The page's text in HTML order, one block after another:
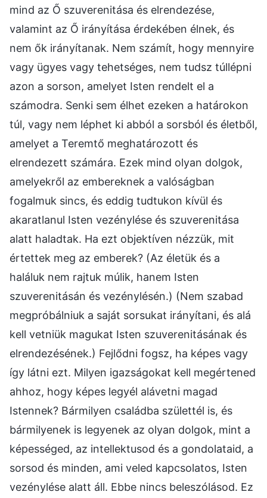
mind az Ő szuverenitása és elrendezése,
valamint az Ő irányítása érdekében élnek, és
nem ők irányítanak. Nem számít, hogy mennyire
vagy ügyes vagy tehetséges, nem tudsz túllépni
azon a sorson, amelyet Isten rendelt el a
számodra. Senki sem élhet ezeken a határokon
túl, vagy nem léphet ki abból a sorsból és életből,
amelyet a Teremtő meghatározott és
elrendezett számára. Ezek mind olyan dolgok,
amelyekről az embereknek a valóságban
fogalmuk sincs, és eddig tudtukon kívül és
akaratlanul Isten vezénylése és szuverenitása
alatt haladtak. Ha ezt objektíven nézzük, mit
értettek meg az emberek? (Az életük és a
haláluk nem rajtuk múlik, hanem Isten
szuverenitásán és vezénylésén.) (Nem szabad
megpróbálniuk a saját sorsukat irányítani, és alá
kell vetniük magukat Isten szuverenitásának és
elrendezésének.) Fejlődni fogsz, ha képes vagy
így látni ezt. Milyen igazságokat kell megértened
ahhoz, hogy képes legyél alávetni magad
Istennek? Bármilyen családba születtél is, és
bármilyenek is legyenek az olyan dolgok, mint a
képességed, az intellektusod és a gondolataid, a
sorsod és minden, ami veled kapcsolatos, Isten
vezénylése alatt áll. Ebbe nincs beleszólásod. Ez